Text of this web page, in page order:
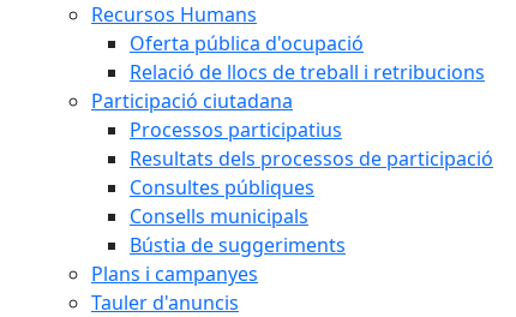
Recursos Humans
Oferta pública d'ocupació
Relació de llocs de treball i retribucions
Participació ciutadana
Processos participatius
Resultats dels processos de participació
Consultes públiques
Consells municipals
Bústia de suggeriments
Plans i campanyes
Tauler d'anuncis